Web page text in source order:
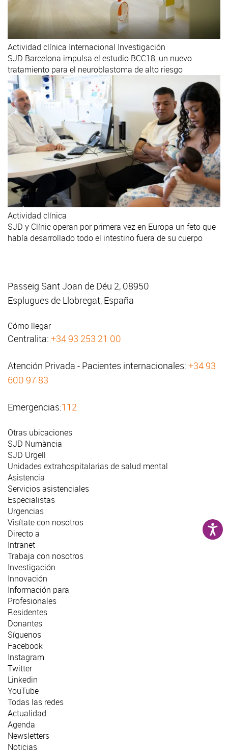
Actividad clínica Internacional Investigación
SJD Barcelona impulsa el estudio BCC18, un nuevo
tratamiento para el neuroblastoma de alto riesgo
Actividad clínica
SJD y Clínic operan por primera vez en Europa un feto que
había desarrollado todo el intestino fuera de su cuerpo
Passeig Sant Joan de Déu 2, 08950
Esplugues de Llobregat, España
Cómo llegar
Centralita: +34 93 253 21 00
Atención Privada - Pacientes internacionales: +34 93
600 97 83
Emergencias:112
Otras ubicaciones
SJD Numància
SJD Urgell
Unidades extrahospitalarias de salud mental
Asistencia
Servicios asistenciales
Especialistas
Urgencias
Visítate con nosotros
Directo a
Intranet
Trabaja con nosotros
Investigación
Innovación
Información para
Profesionales
Residentes
Donantes
Síguenos
Facebook
Instagram
Twitter
Linkedin
YouTube
Todas las redes
Actualidad
Agenda
Newsletters
Noticias